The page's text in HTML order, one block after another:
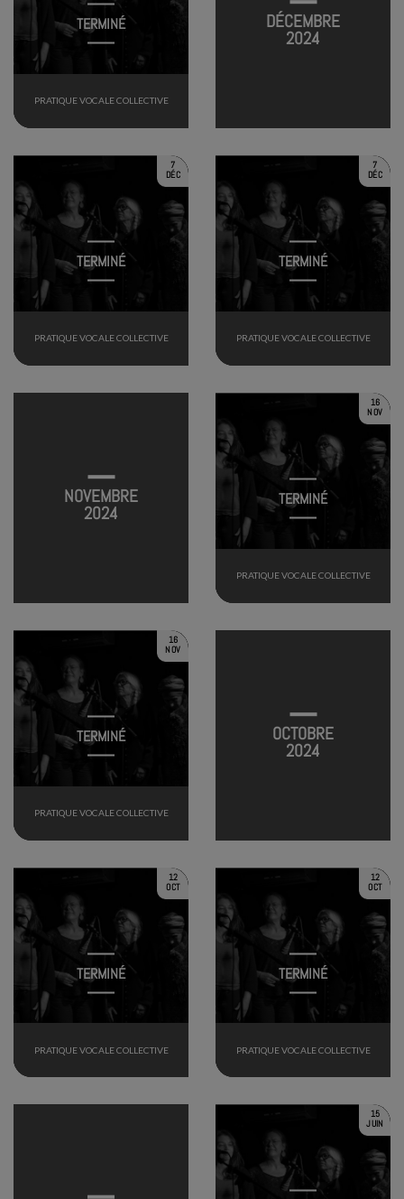
PRATIQUE VOCALE COLLECTIVE
TERMINÉ DÉCEMBRE
2024
7
DÉC
PRATIQUE VOCALE COLLECTIVE
TERMINÉ
7
DÉC
PRATIQUE VOCALE COLLECTIVE
TERMINÉ
NOVEMBRE
2024
16
NOV
PRATIQUE VOCALE COLLECTIVE
TERMINÉ
16
NOV
PRATIQUE VOCALE COLLECTIVE
TERMINÉ OCTOBRE
2024
12
OCT
PRATIQUE VOCALE COLLECTIVE
TERMINÉ
12
OCT
PRATIQUE VOCALE COLLECTIVE
TERMINÉ
15
JUIN